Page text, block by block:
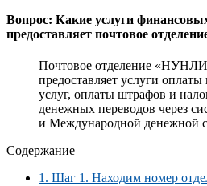
Вопрос: Какие услуги
предоставляет почтовое
Почтовое отделение
предоставляет услуги
услуг, оплаты штрафов и
денежных переводов через
и Международной денежной
Содержание
1. Шаг 1. Находим номер